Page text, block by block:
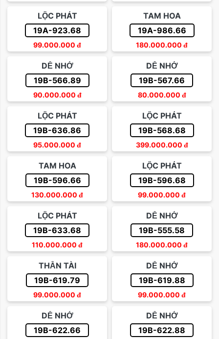
LỘC PHÁT
19A-923.68
99.000.000 đ
TAM HOA
19A-986.66
180.000.000 đ
DỄ NHỚ
19B-566.89
90.000.000 đ
DỄ NHỚ
19B-567.66
80.000.000 đ
LỘC PHÁT
19B-636.86
95.000.000 đ
LỘC PHÁT
19B-568.68
399.000.000 đ
TAM HOA
19B-596.66
130.000.000 đ
LỘC PHÁT
19B-596.68
99.000.000 đ
LỘC PHÁT
19B-633.68
110.000.000 đ
DỄ NHỚ
19B-555.58
180.000.000 đ
THẦN TÀI
19B-619.79
99.000.000 đ
DỄ NHỚ
19B-619.88
99.000.000 đ
DỄ NHỚ
19B-622.66
DỄ NHỚ
19B-622.88